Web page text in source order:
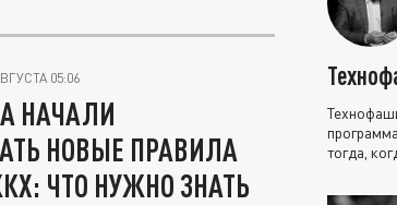
05:06
НАЧАЛИ
НОВЫЕ ПРАВИЛА
ЧТО НУЖНО ЗНАТЬ
тогда,